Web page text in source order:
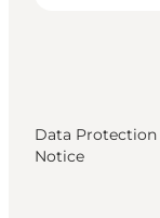
Data Protection
Notice